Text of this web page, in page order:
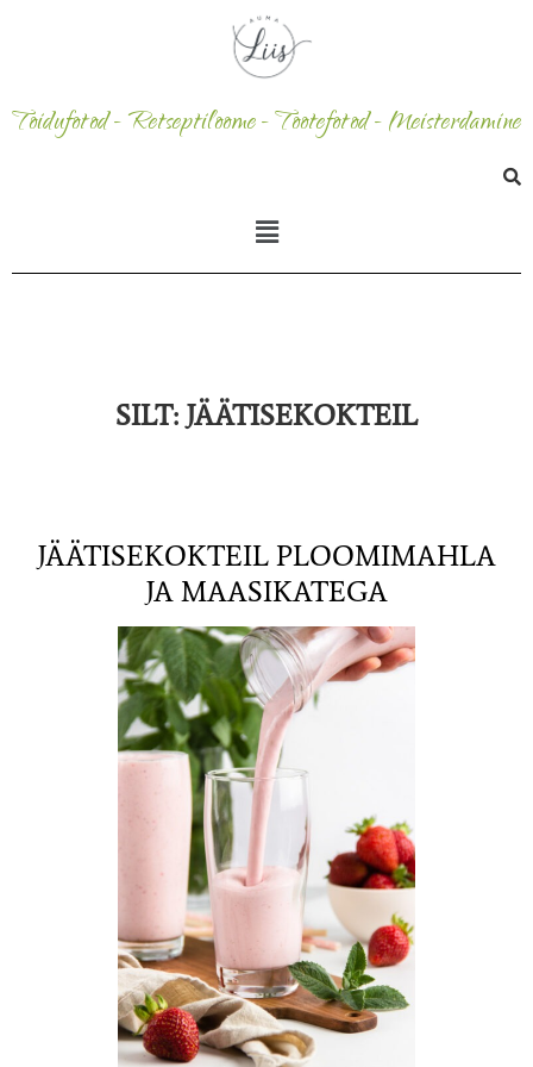
Toidufotod - Retseptiloome - Tootefotod - Meisterdamine
SILT: JÄÄTISEKOKTEIL
JÄÄTISEKOKTEIL PLOOMIMAHLA
JA MAASIKATEGA